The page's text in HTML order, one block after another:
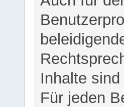
Inhalte
Für jeden